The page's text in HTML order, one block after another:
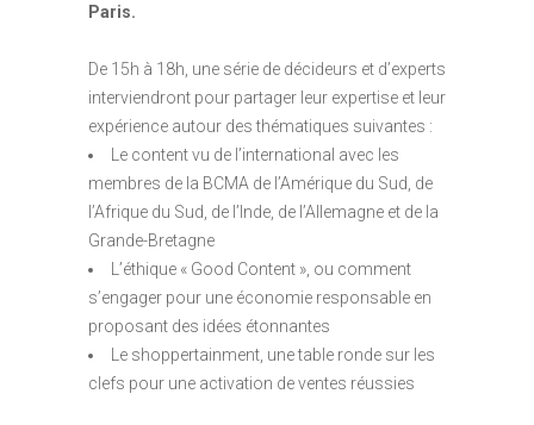
Paris.
De 15h à 18h, une série de décideurs et d’experts
interviendront pour partager leur expertise et leur
expérience autour des thématiques suivantes :
Le content vu de l’international avec les
membres de la BCMA de l’Amérique du Sud, de
l’Afrique du Sud, de l’Inde, de l’Allemagne et de la
Grande-Bretagne
L’éthique « Good Content », ou comment
s’engager pour une économie responsable en
proposant des idées étonnantes
Le shoppertainment, une table ronde sur les
clefs pour une activation de ventes réussies